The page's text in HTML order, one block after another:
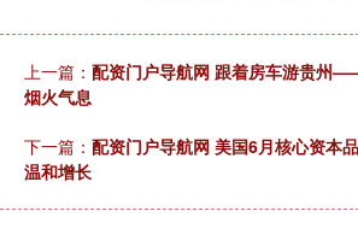
上一篇： 配资门户导航网 跟着房车游贵州
烟火气息
下一篇： 配资门户导航网 美国6月核心资本
温和增长